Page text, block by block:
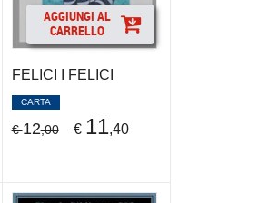
AGGIUNGI AL
CARRELLO
FELICI I FELICI
CARTA
€12,00 € 11,40